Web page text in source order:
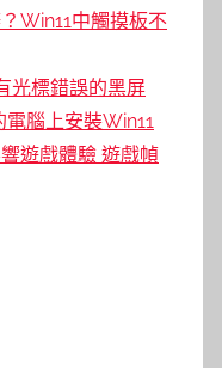
Win11中觸摸板不
光標錯誤的黑屏
腦上安裝Win11
遊戲體驗 遊戲幀